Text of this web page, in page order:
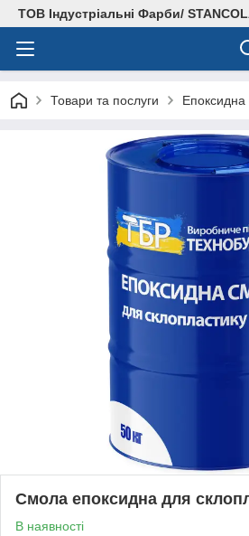
ТОВ Індустріальні Фарби/
Товари та послуги
Смола епоксидна для
В наявності